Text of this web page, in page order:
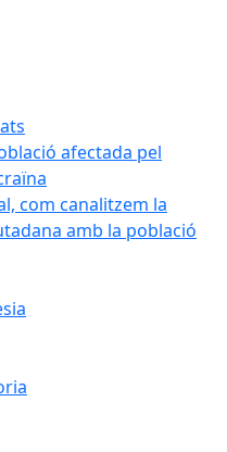
afectada pel
com canalitzem la
amb la població